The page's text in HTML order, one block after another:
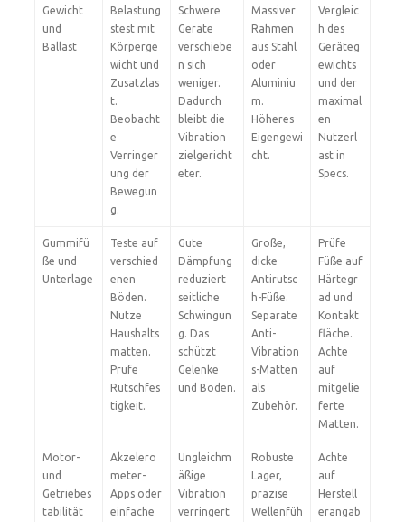
Gewicht
und
Ballast
Belastung
stest mit
Körperge
wicht und
Zusatzlas
t.
Beobacht
e
Verringer
ung der
Bewegun
g.
Schwere
Geräte
verschiebe
n sich
weniger.
Dadurch
bleibt die
Vibration
zielgericht
eter.
Massiver
Rahmen
aus Stahl
oder
Aluminiu
m.
Höheres
Eigengewi
cht.
Vergleic
h des
Geräteg
ewichts
und der
maximal
en
Nutzerl
ast in
Specs.
Gummifü
ße und
Unterlage
Teste auf
verschied
enen
Böden.
Nutze
Haushalts
matten.
Prüfe
Rutschfes
tigkeit.
Gute
Dämpfung
reduziert
seitliche
Schwingun
g. Das
schützt
Gelenke
und Boden.
Große,
dicke
Antirutsc
h-Füße.
Separate
Anti-
Vibration
s-Matten
als
Zubehör.
Prüfe
Füße auf
Härtegr
ad und
Kontakt
fläche.
Achte
auf
mitgelie
ferte
Matten.
Motor-
und
Getriebes
tabilität
Akzelero
meter-
Apps oder
einfache
Ungleichm
äßige
Vibration
verringert
Robuste
Lager,
präzise
Wellenfüh
Achte
auf
Herstell
erangab